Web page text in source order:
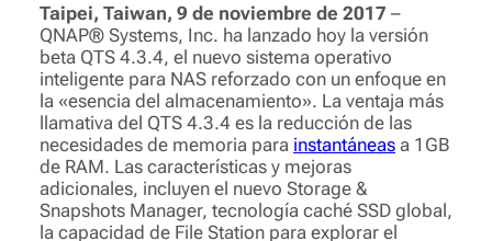
Taipei, Taiwan, 9 de noviembre de 2017 –
QNAP® Systems, Inc. ha lanzado hoy la versión
beta QTS 4.3.4, el nuevo sistema operativo
inteligente para NAS reforzado con un enfoque en
la «esencia del almacenamiento». La ventaja más
llamativa del QTS 4.3.4 es la reducción de las
necesidades de memoria para instantáneas a 1GB
de RAM. Las características y mejoras
adicionales, incluyen el nuevo Storage &
Snapshots Manager, tecnología caché SSD global,
la capacidad de File Station para explorar el